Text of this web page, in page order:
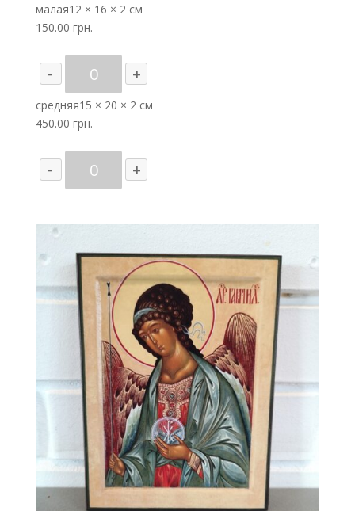
малая12 × 16 × 2 см
150.00 грн.
-
Количество
товара
Ангел
Хранитель
сферой
+
средняя15 × 20 × 2 см
450.00 грн.
-
Количество
товара
сферой
+